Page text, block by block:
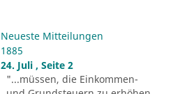
Neueste Mitteilungen
1885
24. Juli , Seite 2
"...müssen, die Einkommen-